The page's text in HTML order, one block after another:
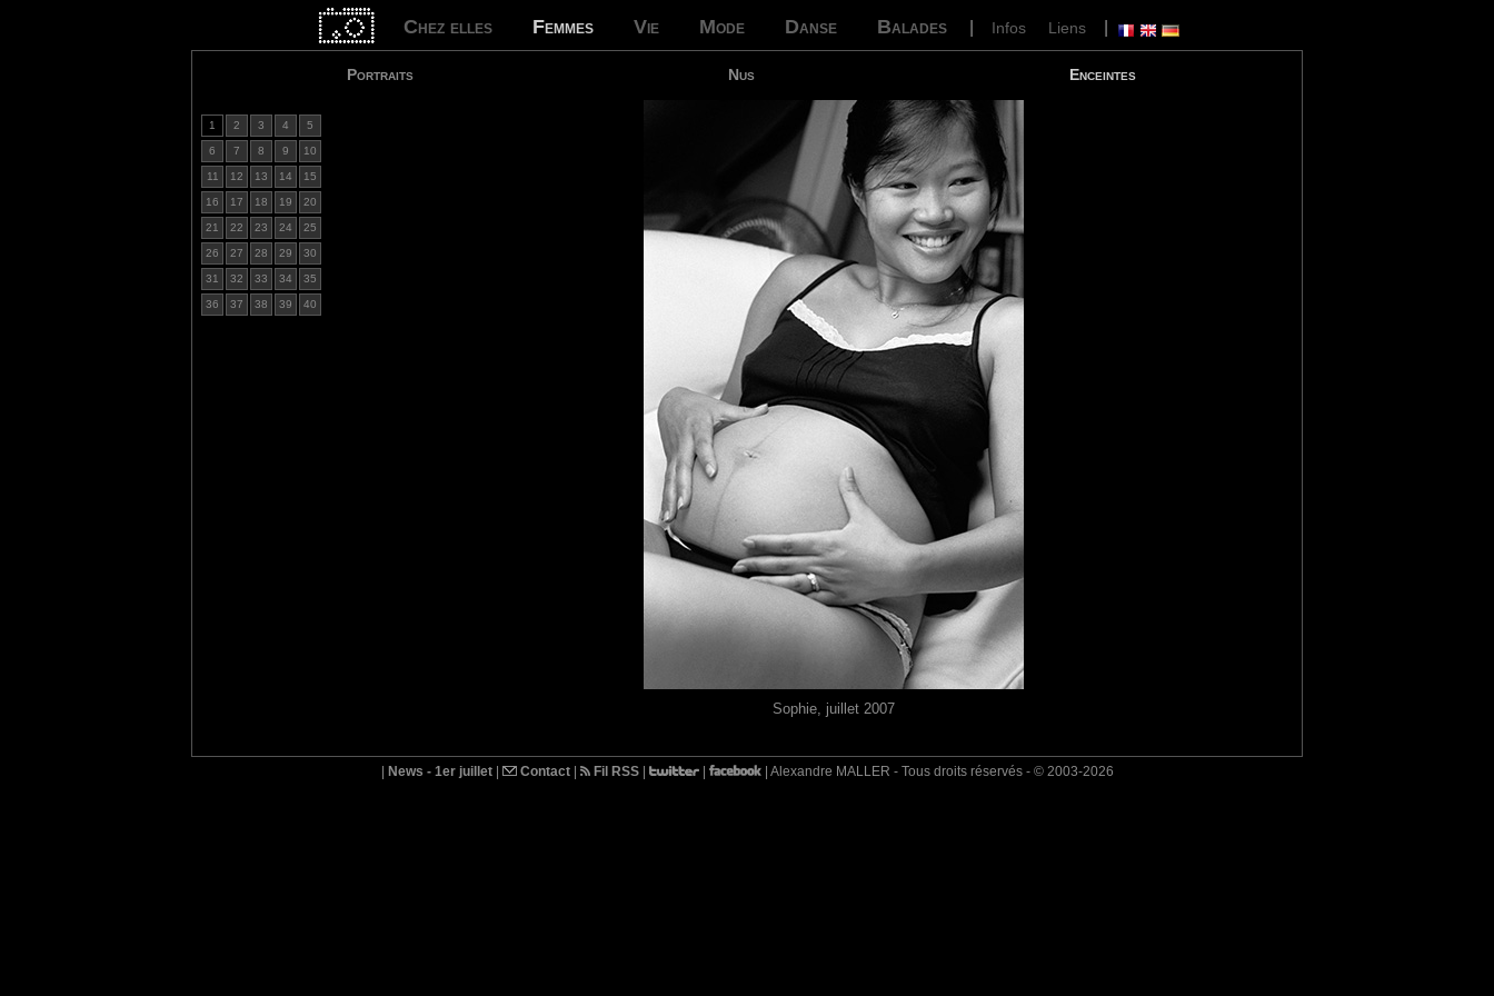
Chez elles Femmes Vie Mode Danse Balades Infos Liens
Portraits Nus Enceintes
1 2 3 4 5
6 7 8 9 10
11 12 13 14 15
16 17 18 19 20
21 22 23 24 25
26 27 28 29 30
31 32 33 34 35
36 37 38 39 40
Sophie, juillet 2007
News - 1er juillet| Contact| Fil RSS| | | Alexandre MALLER - Tous droits réservés - © 2003-2026